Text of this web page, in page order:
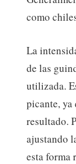
como
La
de las
utilizada.
picante, ya
resultado.
ajustando
esta forma